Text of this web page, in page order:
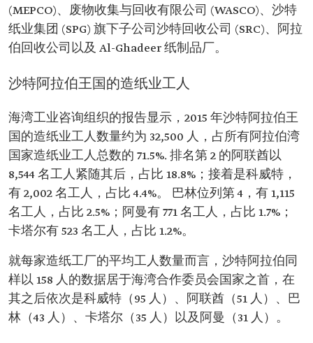
(MEPCO)、废物收集与回收有限公司 (WASCO)、沙特
纸业集团 (SPG) 旗下子公司沙特回收公司 (SRC)、阿拉
伯回收公司以及 Al-Ghadeer 纸制品厂。
沙特阿拉伯王国的造纸业工人
海湾工业咨询组织的报告显示，2015 年沙特阿拉伯王
国的造纸业工人数量约为 32,500 人，占所有阿拉伯湾
国家造纸业工人总数的 71.5%. 排名第 2 的阿联酋以
8,544 名工人紧随其后，占比 18.8%；接着是科威特，
有 2,002 名工人，占比 4.4%。 巴林位列第 4，有 1,115
名工人，占比 2.5%；阿曼有 771 名工人，占比 1.7%；
卡塔尔有 523 名工人，占比 1.2%。
就每家造纸工厂的平均工人数量而言，沙特阿拉伯同
样以 158 人的数据居于海湾合作委员会国家之首，在
其之后依次是科威特（95 人）、阿联酋（51 人）、巴
林（43 人）、卡塔尔（35 人）以及阿曼（31 人）。